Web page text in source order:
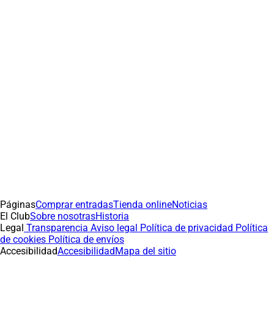
PáginasComprar entradasTienda onlineNoticias
El ClubSobre nosotrasHistoria
Legal Transparencia Aviso legal Política de privacidad Política
de cookies Política de envíos
AccesibilidadAccesibilidadMapa del sitio